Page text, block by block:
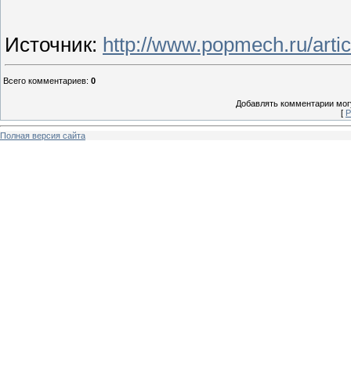
Источник: http://www.popmech.ru/
Всего комментариев: 0
Добавлять комментарии
[
Полная версия сайта